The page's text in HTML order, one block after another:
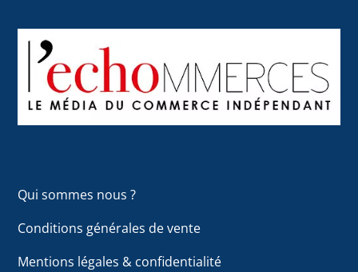
To
Top
Qui sommes nous ?
Conditions générales de vente
Mentions légales & confidentialité